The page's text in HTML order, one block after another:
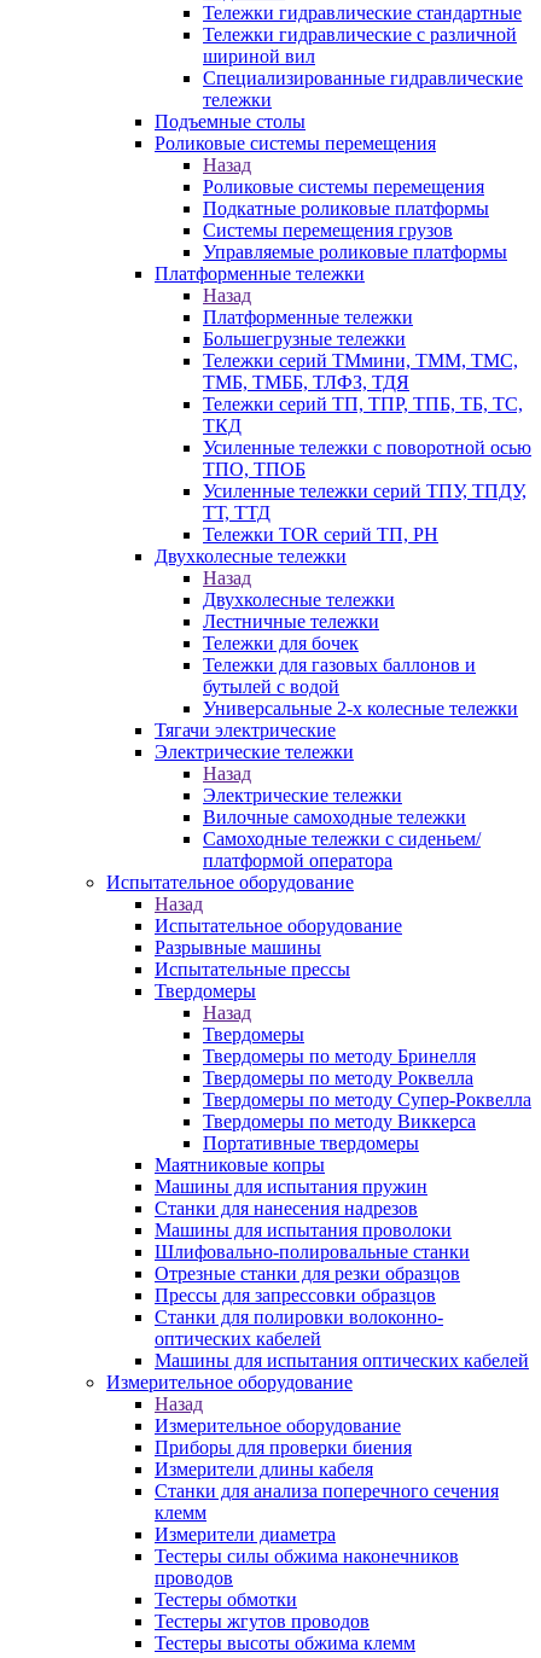
Тележки гидравлические стандартные
Тележки гидравлические с различной
шириной вил
Специализированные гидравлические
тележки
Подъемные столы
Роликовые системы перемещения
Назад
Роликовые системы перемещения
Подкатные роликовые платформы
Системы перемещения грузов
Управляемые роликовые платформы
Платформенные тележки
Назад
Платформенные тележки
Большегрузные тележки
Тележки серий ТМмини, ТММ, ТМС,
ТМБ, ТМББ, ТЛФЗ, ТДЯ
Тележки серий ТП, ТПР, ТПБ, ТБ, ТС,
ТКД
Усиленные тележки с поворотной осью
ТПО, ТПОБ
Усиленные тележки серий ТПУ, ТПДУ,
ТТ, ТТД
Тележки TOR серий ТП, PH
Двухколесные тележки
Назад
Двухколесные тележки
Лестничные тележки
Тележки для бочек
Тележки для газовых баллонов и
бутылей с водой
Универсальные 2-х колесные тележки
Тягачи электрические
Электрические тележки
Назад
Электрические тележки
Вилочные самоходные тележки
Самоходные тележки с сиденьем/
платформой оператора
Испытательное оборудование
Назад
Испытательное оборудование
Разрывные машины
Испытательные прессы
Твердомеры
Назад
Твердомеры
Твердомеры по методу Бринелля
Твердомеры по методу Роквелла
Твердомеры по методу Супер-Роквелла
Твердомеры по методу Виккерса
Портативные твердомеры
Маятниковые копры
Машины для испытания пружин
Станки для нанесения надрезов
Машины для испытания проволоки
Шлифовально-полировальные станки
Отрезные станки для резки образцов
Прессы для запрессовки образцов
Станки для полировки волоконно-
оптических кабелей
Машины для испытания оптических кабелей
Измерительное оборудование
Назад
Измерительное оборудование
Приборы для проверки биения
Измерители длины кабеля
Станки для анализа поперечного сечения
клемм
Измерители диаметра
Тестеры силы обжима наконечников
проводов
Тестеры обмотки
Тестеры жгутов проводов
Тестеры высоты обжима клемм